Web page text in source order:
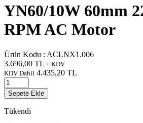
YN60/10W 60mm
RPM AC Motor
Ürün Kodu : ACLNX1.006
3.696,00 TL + KDV
KDV Dahil 4.435,20 TL
Sepete Ekle
Tükendi